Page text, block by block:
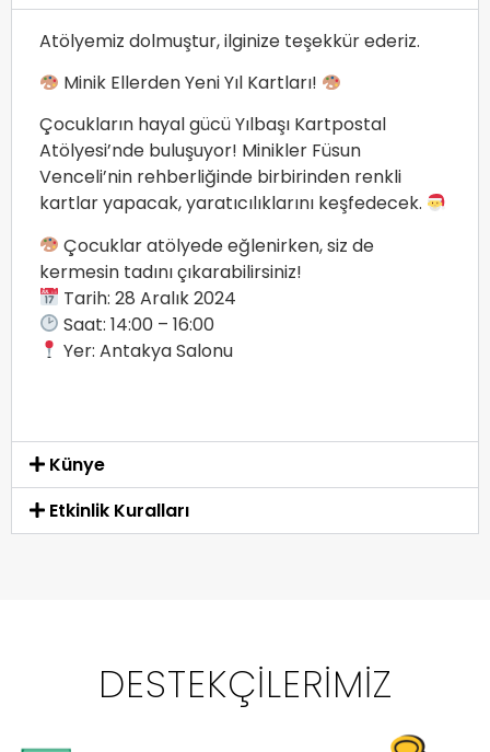
Atölyemiz dolmuştur, ilginize teşekkür ederiz.
Minik Ellerden Yeni Yıl Kartları!
Çocukların hayal gücü Yılbaşı Kartpostal
Atölyesi’nde buluşuyor! Minikler Füsun
Venceli’nin rehberliğinde birbirinden renkli
kartlar yapacak, yaratıcılıklarını keşfedecek.
Çocuklar atölyede eğlenirken, siz de
kermesin tadını çıkarabilirsiniz!
Tarih: 28 Aralık 2024
Saat: 14:00 – 16:00
Yer: Antakya Salonu
Künye
Etkinlik Kuralları
DESTEKÇILERIMIZ